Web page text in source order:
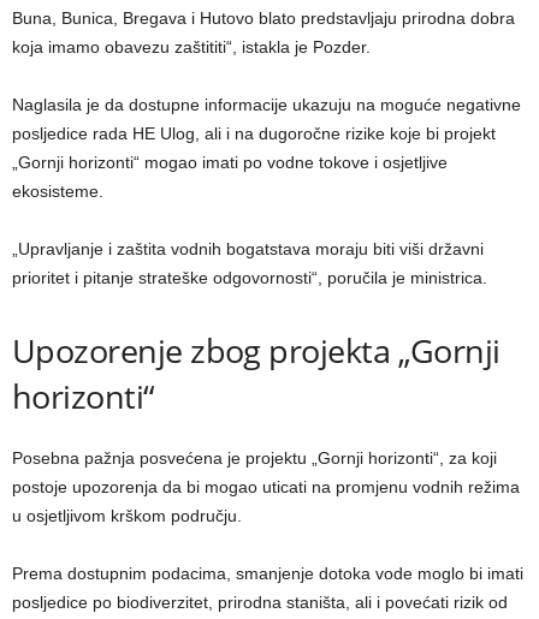
Buna, Bunica, Bregava i Hutovo blato predstavljaju prirodna dobra
koja imamo obavezu zaštititi“, istakla je Pozder.
Naglasila je da dostupne informacije ukazuju na moguće negativne
posljedice rada HE Ulog, ali i na dugoročne rizike koje bi projekt
„Gornji horizonti“ mogao imati po vodne tokove i osjetljive
ekosisteme.
„Upravljanje i zaštita vodnih bogatstava moraju biti viši državni
prioritet i pitanje strateške odgovornosti“, poručila je ministrica.
Upozorenje zbog projekta „Gornji
horizonti“
Posebna pažnja posvećena je projektu „Gornji horizonti“, za koji
postoje upozorenja da bi mogao uticati na promjenu vodnih režima
u osjetljivom krškom području.
Prema dostupnim podacima, smanjenje dotoka vode moglo bi imati
posljedice po biodiverzitet, prirodna staništa, ali i povećati rizik od